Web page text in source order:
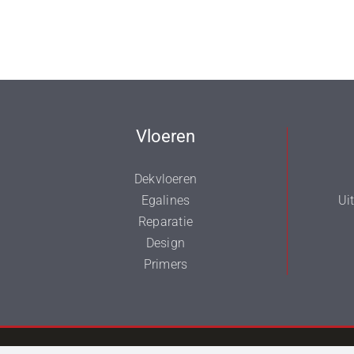
Vloeren
Dekvloeren
Egalines
Reparatie
Design
Primers